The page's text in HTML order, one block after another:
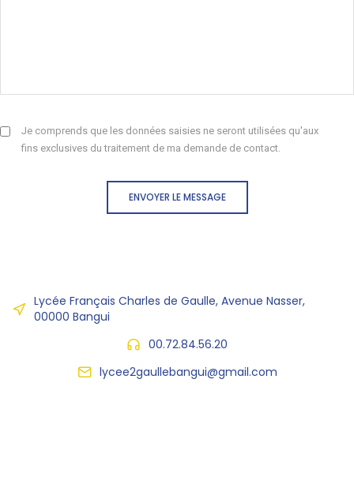
Je comprends que les données saisies ne seront utilisées qu'aux
fins exclusives du traitement de ma demande de contact.
ENVOYER LE MESSAGE
Lycée Français Charles de Gaulle, Avenue Nasser,
00000 Bangui
00.72.84.56.20
lycee2gaullebangui@gmail.com